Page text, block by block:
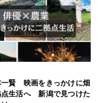
一賢 映画をきっかけに畑
点生活へ 新潟で見つけた